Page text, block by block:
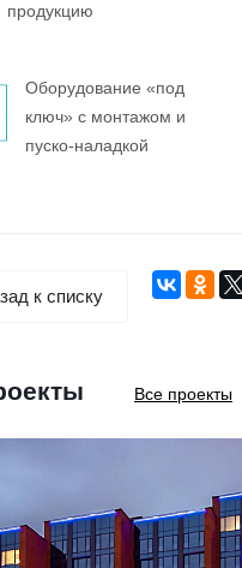
продукцию
Оборудование «под
ключ» с монтажом и
пуско-наладкой
к списку
Все проекты